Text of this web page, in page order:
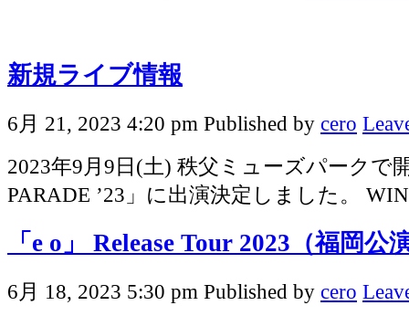
新規ライブ情報
6月 21, 2023 4:20 pm Published by cero
2023年9月9日(土) 秩父ミューズパークで
PARADE ’23」に出演決定しました。
「e o」 Release Tour 2023（福岡公
6月 18, 2023 5:30 pm Published by cero